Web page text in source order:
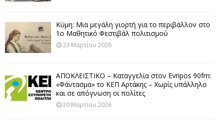
Κύμη: Μια μεγάλη γιορτή για το περιβάλλον στο
1ο Μαθητικό Φεστιβάλ πολιτισμού
23 Μαρτίου 2026
ΑΠΟΚΛΕΙΣΤΙΚΟ – Καταγγελία στον Evripos 90fm:
«Φάντασμα» το ΚΕΠ Αρτάκης – Χωρίς υπάλληλο
και σε απόγνωση οι πολίτες
20 Μαρτίου 2026